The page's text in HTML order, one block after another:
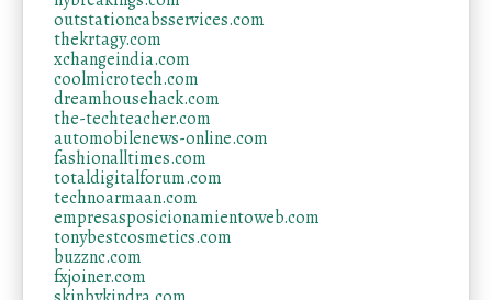
outstationcabsservices.com
thekrtagy.com
xchangeindia.com
coolmicrotech.com
dreamhousehack.com
the-techteacher.com
automobilenews-online.com
fashionalltimes.com
totaldigitalforum.com
technoarmaan.com
empresasposicionamientoweb.com
tonybestcosmetics.com
buzznc.com
fxjoiner.com